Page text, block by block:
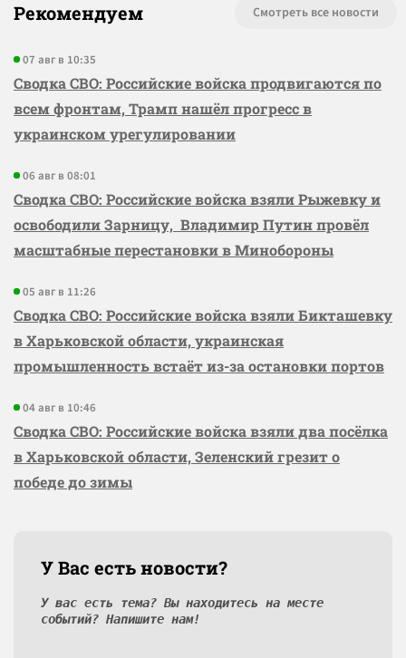
Рекомендуем Смотреть все новости
07 авг в 10:35
Сводка СВО: Российские войска продвигаются по
всем фронтам, Трамп нашёл прогресс в
украинском урегулировании
06 авг в 08:01
Сводка СВО: Российские войска взяли Рыжевку и
освободили Зарницу, Владимир Путин провёл
масштабные перестановки в Минобороны
05 авг в 11:26
Сводка СВО: Российские войска взяли Бикташевку
в Харьковской области, украинская
промышленность встаёт из-за остановки портов
04 авг в 10:46
Сводка СВО: Российские войска взяли два посёлка
в Харьковской области, Зеленский грезит о
победе до зимы
У Вас есть новости?
У вас есть тема? Вы находитесь на месте
событий? Напишите нам!